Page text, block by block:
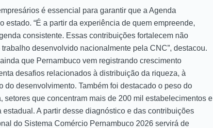
é essencial para garantir que a Agenda
estado. “É a partir da experiência de quem empreende,
consistente. Essas contribuições fortalecem não
desenvolvido nacionalmente pela CNC”, destacou.
que Pernambuco vem registrando crescimento
desafios relacionados à distribuição da riqueza, à
desenvolvimento. Também foi destacado o peso do
que concentram mais de 200 mil estabelecimentos e
A partir desse diagnóstico e das contribuições
do Sistema Comércio Pernambuco 2026 servirá de